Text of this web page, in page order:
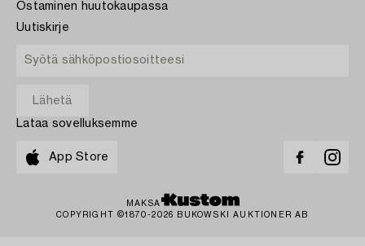
Ostaminen huutokaupassa
Uutiskirje
Lataa sovelluksemme
App Store
MAKSA
COPYRIGHT ©1870-2026 BUKOWSKI AUKTIONER AB